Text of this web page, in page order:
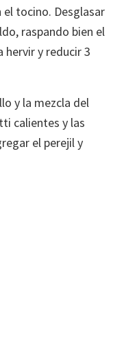
tocino. Desglasar
raspando bien el
hervir y reducir 3
y la mezcla del
calientes y las
el perejil y